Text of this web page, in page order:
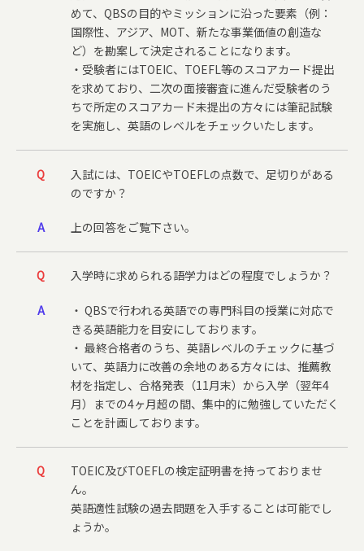
めて、QBSの目的やミッションに沿った要素（例：
国際性、アジア、MOT、新たな事業価値の創造な
ど）を勘案して決定されることになります。
・受験者にはTOEIC、TOEFL等のスコアカード提出
を求めており、二次の面接審査に進んだ受験者のう
ちで所定のスコアカード未提出の方々には筆記試験
を実施し、英語のレベルをチェックいたします。
Q
入試には、TOEICやTOEFLの点数で、足切りがある
のですか？
A 上の回答をご覧下さい。
Q 入学時に求められる語学力はどの程度でしょうか？
A
・ QBSで行われる英語での専門科目の授業に対応で
きる英語能力を目安にしております。
・ 最終合格者のうち、英語レベルのチェックに基づ
いて、英語力に改善の余地のある方々には、推薦教
材を指定し、合格発表（11月末）から入学（翌年4
月）までの4ヶ月超の間、集中的に勉強していただく
ことを計画しております。
Q
TOEIC及びTOEFLの検定証明書を持っておりませ
ん。
英語適性試験の過去問題を入手することは可能でし
ょうか。